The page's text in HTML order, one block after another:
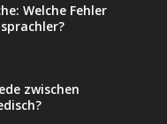
Welche Fehler
zwischen